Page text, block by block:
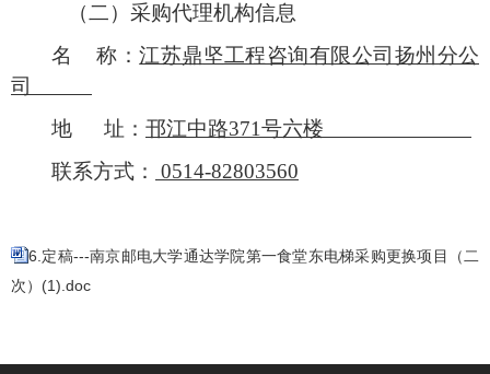
（二）采购代理机构信息
名
称：江苏鼎坚工程咨询有限公司扬州分公
司
地
址： 邗江中路371号六楼
联系方式：
0514-82803560
6.定稿---南京邮电大学通达学院第一食堂东电梯采购更换项目（二
次）(1).doc